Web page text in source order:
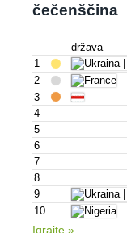
čečenščina
država
1
2
3
4
5
6
7
8
9
10
Igrajte »